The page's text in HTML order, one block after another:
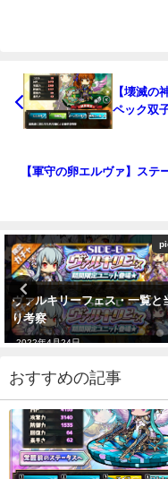
【壊滅の
ペック双
【軍守の卵エルヴァ】ステ
ヴァルキリーフェス・一覧と
り考察
2022年4月24日
おすすめの記事